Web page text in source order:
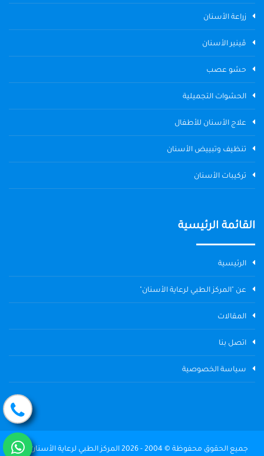
زراعة الأسنان
ڤينير الأسنان
حشو عصب
الحشوات التجميلية
علاج الأسنان للأطفال
تنظيف وتبييض الأسنان
تركيبات الأسنان
القائمة الرئيسية
الرئيسية
عن "المركز الطبي لرعاية الأسنان"
المقالات
اتصل بنا
سياسة الخصوصية
جميع الحقوق محفوظة © 2004 - 2026 المركز الطبي لرعاية الأسنان The